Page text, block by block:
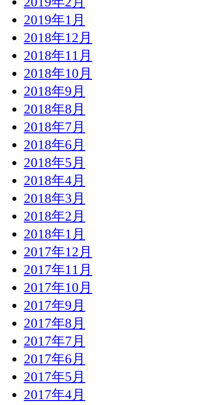
2019年1月
2018年12月
2018年11月
2018年10月
2018年9月
2018年8月
2018年7月
2018年6月
2018年5月
2018年4月
2018年3月
2018年2月
2018年1月
2017年12月
2017年11月
2017年10月
2017年9月
2017年8月
2017年7月
2017年6月
2017年5月
2017年4月